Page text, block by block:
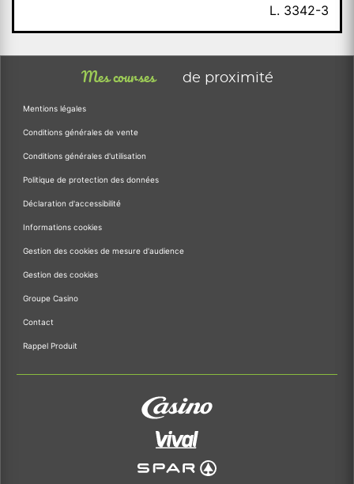
L. 3342-3
Mes courses de proximité
Mentions légales
Conditions générales de vente
Conditions générales d'utilisation
Politique de protection des données
Déclaration d'accessibilité
Informations cookies
Gestion des cookies de mesure d'audience
Gestion des cookies
Groupe Casino
Contact
Rappel Produit